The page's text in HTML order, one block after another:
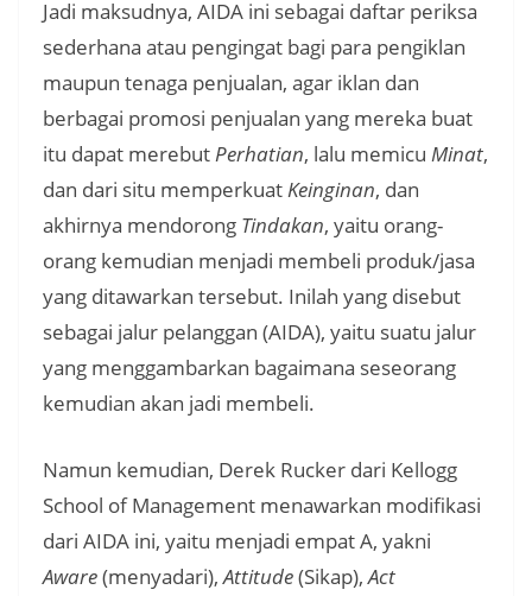
Jadi maksudnya, AIDA ini sebagai daftar periksa
sederhana atau pengingat bagi para pengiklan
maupun tenaga penjualan, agar iklan dan
berbagai promosi penjualan yang mereka buat
itu dapat merebutPerhatian, lalu memicu Minat,
dan dari situ memperkuatKeinginan, dan
akhirnya mendorong Tindakan, yaitu orang-
orang kemudian menjadi membeli produk/jasa
yang ditawarkan tersebut. Inilah yang disebut
sebagai jalur pelanggan (AIDA), yaitu suatu jalur
yang menggambarkan bagaimana seseorang
kemudian akan jadi membeli.
Namun kemudian, Derek Rucker dari Kellogg
School of Management menawarkan modifikasi
dari AIDA ini, yaitu menjadi empat A, yakni
Aware(menyadari),Attitude(Sikap),Act